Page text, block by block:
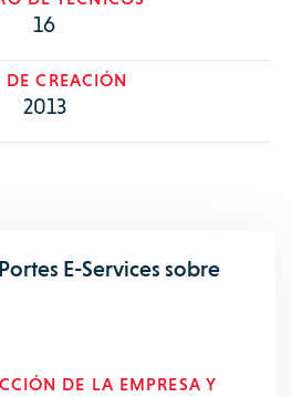
16
DE CREACIÓN
2013
E-Services sobre
DE LA EMPRESA Y